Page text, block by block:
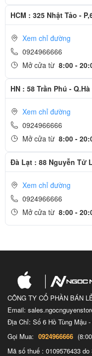
nhầm phải pin linh kiện
máy.Apple Ngọc Nguyễn
hãng của các thương hiệu
Remax.
Cảm ơn quý khách đã
tâm tới dịch vụ thay pin
HCM : 325 Nhật Tảo -
Xem chỉ đường
0924966666
Mở cửa từ 8:00 -
HN : 58 Trần Phú -
Xem chỉ đường
0924966666
Mở cửa từ 8:00 -
Đà Lạt : 88 Nguyễn Tử
Xem chỉ đường
0924966666
Mở cửa từ 8:00 -
CÔNG TY CỔ PHẦN BÁN
Email:
Địa Chỉ: Số 6 Hồ Tùng Mậu
Gọi Mua: 0924966666
Mã số thuế : 0109576433